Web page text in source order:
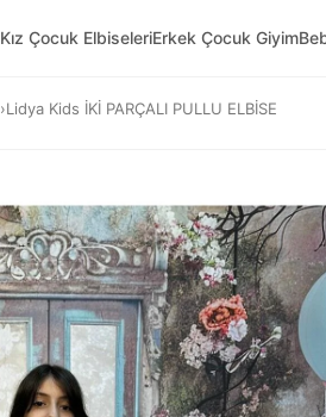
Kız Çocuk ElbiseleriErkek Çocuk Giyim
›Lidya Kids İKİ PARÇALI PULLU ELBİSE